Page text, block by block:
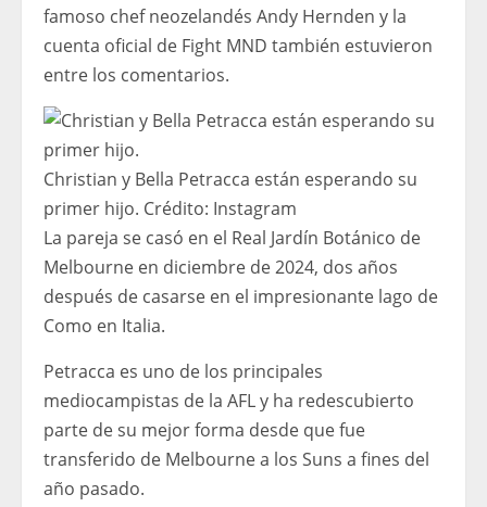
famoso chef neozelandés Andy Hernden y la
cuenta oficial de Fight MND también estuvieron
entre los comentarios.
Christian y Bella Petracca están esperando su
primer hijo. Crédito: Instagram
La pareja se casó en el Real Jardín Botánico de
Melbourne en diciembre de 2024, dos años
después de casarse en el impresionante lago de
Como en Italia.
Petracca es uno de los principales
mediocampistas de la AFL y ha redescubierto
parte de su mejor forma desde que fue
transferido de Melbourne a los Suns a fines del
año pasado.